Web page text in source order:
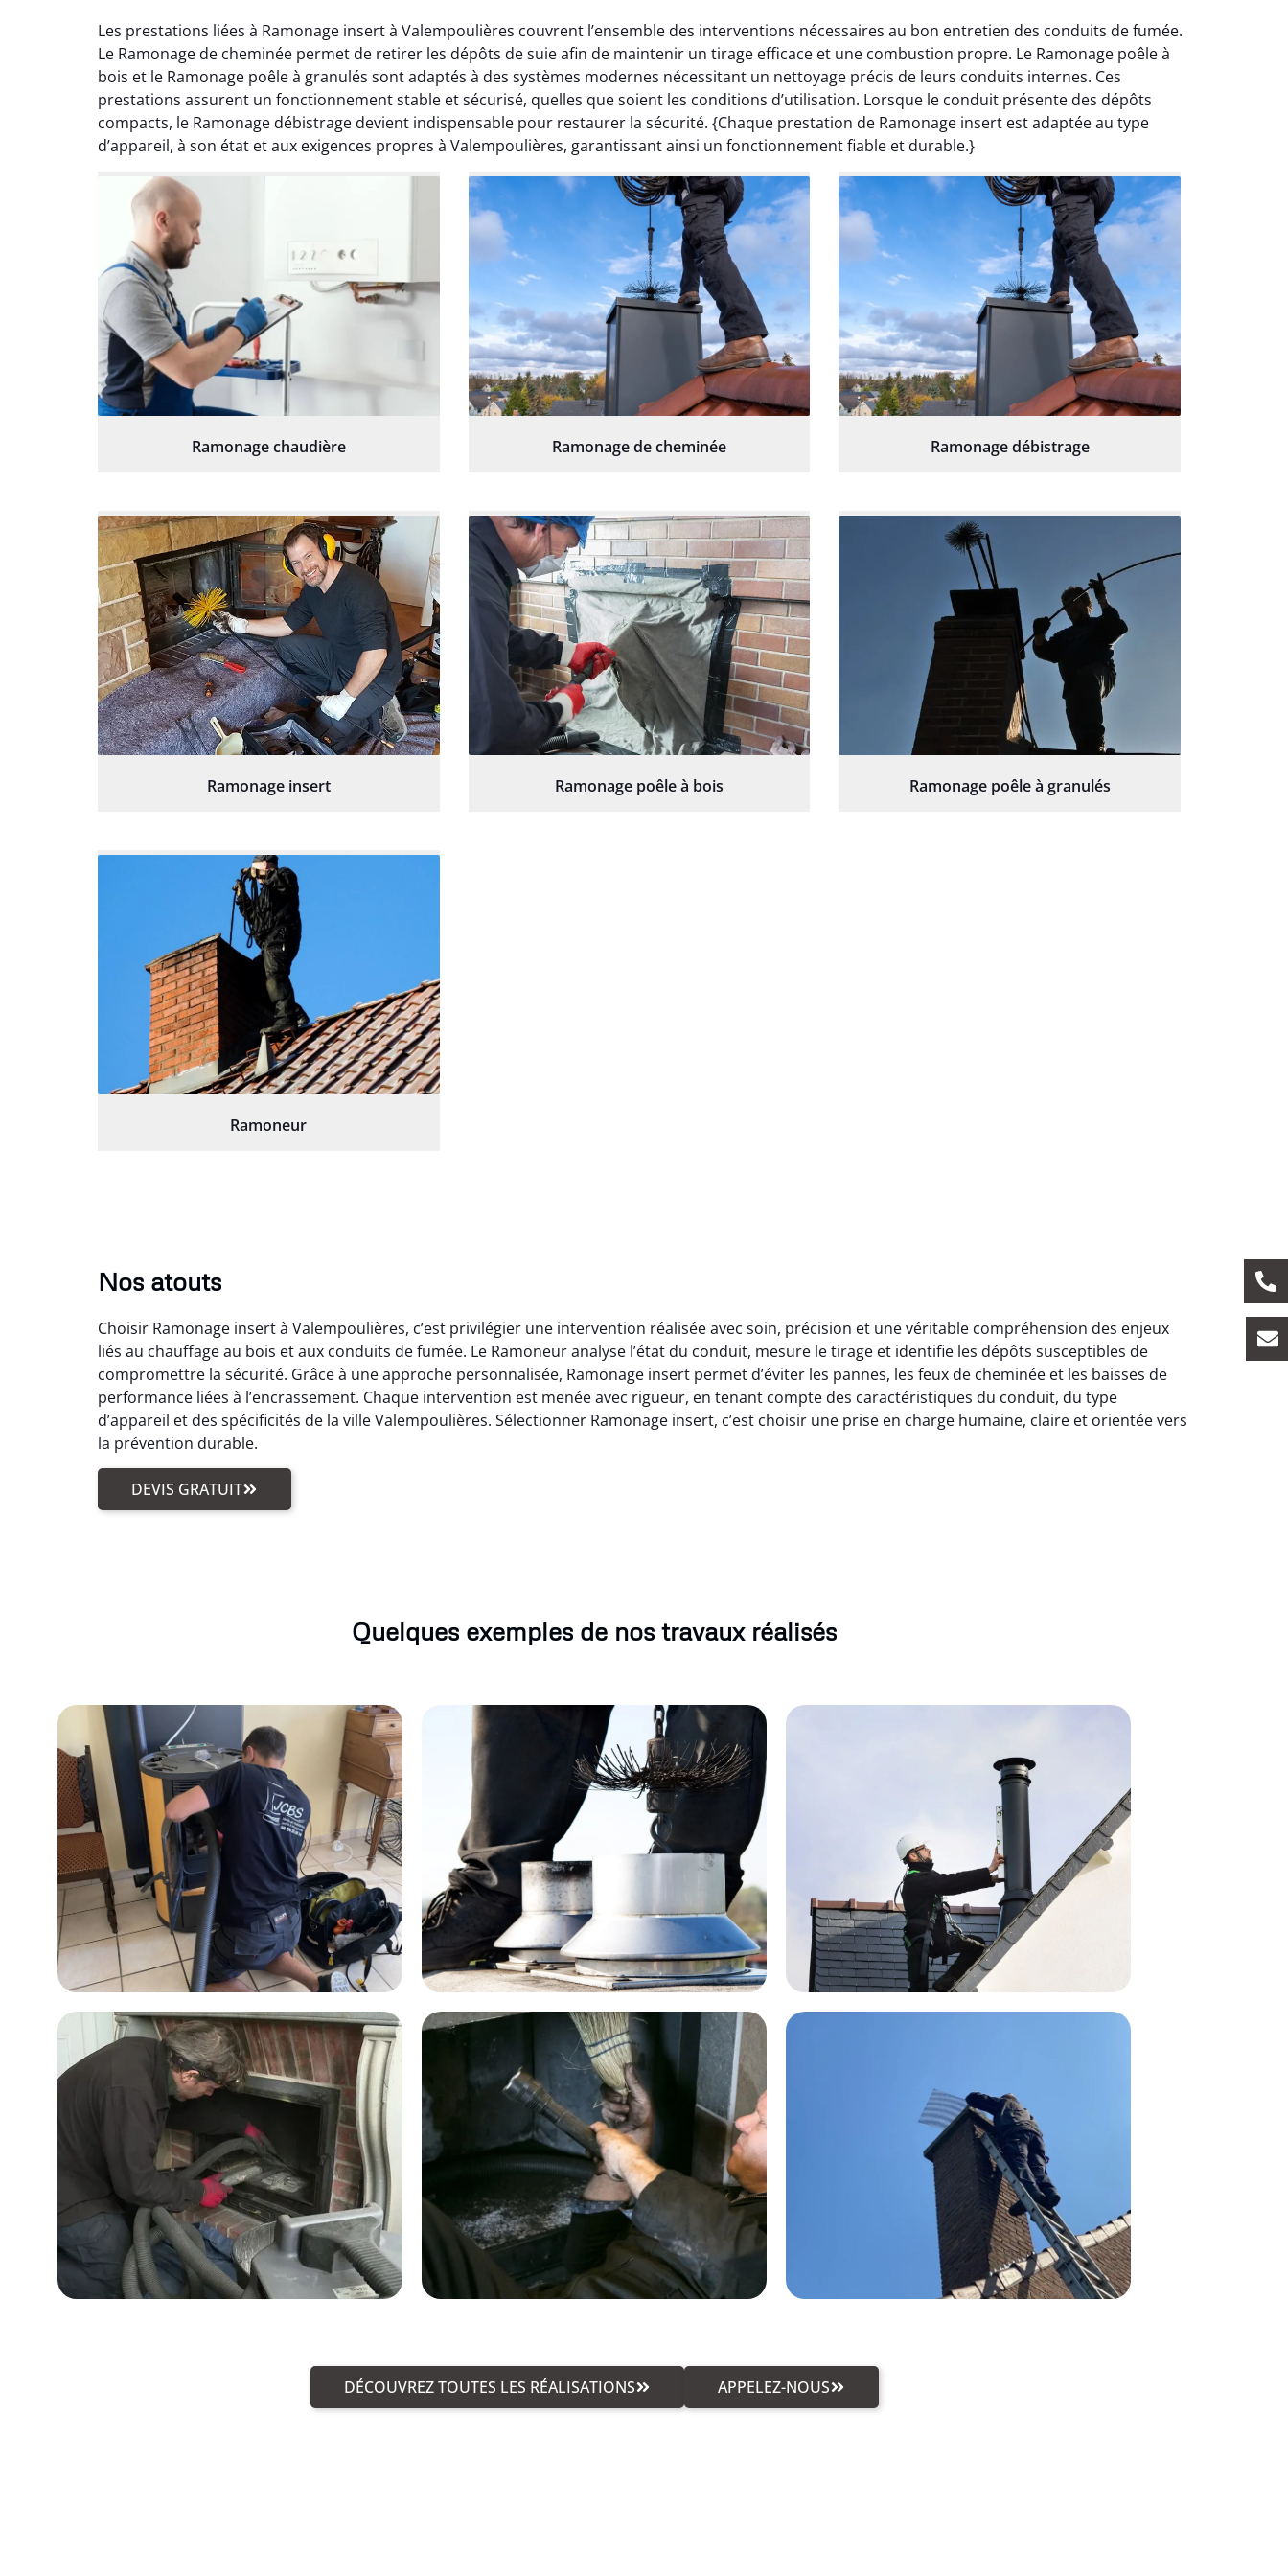
Les prestations liées à Ramonage insert à Valempoulières couvrent l’ensemble des interventions nécessaires au bon entretien des conduits de fumée.
Le Ramonage de cheminée permet de retirer les dépôts de suie afin de maintenir un tirage efficace et une combustion propre. Le Ramonage poêle à
bois et le Ramonage poêle à granulés sont adaptés à des systèmes modernes nécessitant un nettoyage précis de leurs conduits internes. Ces
prestations assurent un fonctionnement stable et sécurisé, quelles que soient les conditions d’utilisation. Lorsque le conduit présente des dépôts
compacts, le Ramonage débistrage devient indispensable pour restaurer la sécurité. {Chaque prestation de Ramonage insert est adaptée au type
d’appareil, à son état et aux exigences propres à Valempoulières, garantissant ainsi un fonctionnement fiable et durable.}
Ramonage chaudière Ramonage de cheminée Ramonage débistrage
Ramonage insert Ramonage poêle à bois Ramonage poêle à granulés
Ramoneur
Nos atouts
Choisir Ramonage insert à Valempoulières, c’est privilégier une intervention réalisée avec soin, précision et une véritable compréhension des enjeux
liés au chauffage au bois et aux conduits de fumée. Le Ramoneur analyse l’état du conduit, mesure le tirage et identifie les dépôts susceptibles de
compromettre la sécurité. Grâce à une approche personnalisée, Ramonage insert permet d’éviter les pannes, les feux de cheminée et les baisses de
performance liées à l’encrassement. Chaque intervention est menée avec rigueur, en tenant compte des caractéristiques du conduit, du type
d’appareil et des spécificités de la ville Valempoulières. Sélectionner Ramonage insert, c’est choisir une prise en charge humaine, claire et orientée vers
la prévention durable.
DEVIS GRATUIT
Quelques exemples de nos travaux réalisés
DÉCOUVREZ TOUTES LES RÉALISATIONS APPELEZ-NOUS